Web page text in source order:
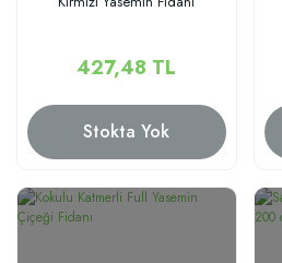
427,48 TL
Stokta Yok